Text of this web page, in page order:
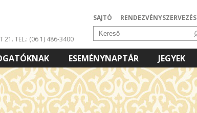
SAJTÓ RENDEZVÉNYSZERVEZÉS
21. TEL.: (06 1) 486-3400
ESEMÉNYNAPTÁR
JEGYEK